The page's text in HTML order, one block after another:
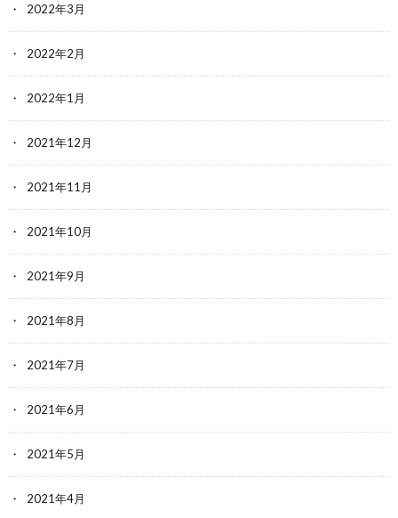
2022年3月
2022年2月
2022年1月
2021年12月
2021年11月
2021年10月
2021年9月
2021年8月
2021年7月
2021年6月
2021年5月
2021年4月